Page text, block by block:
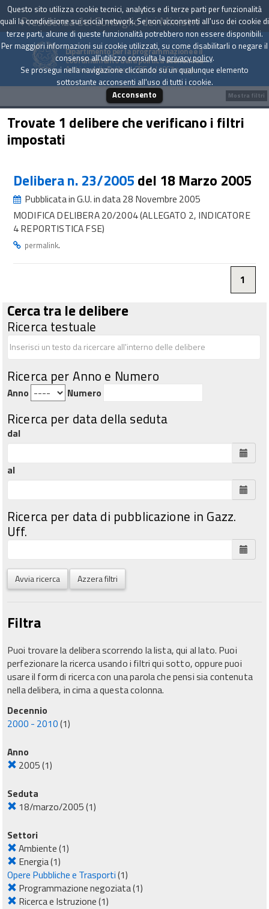
Presidenza del Consiglio dei Ministri
Dipartimento per la programmazione e il
coordinamento della politica economica
Archivio delle Delibere CIPE dal 1967 a oggi
Trovate 1 delibere che verificano i filtri
impostati
Delibera n. 23/2005 del 18 Marzo 2005
Pubblicata in G.U. in data 28 Novembre 2005
MODIFICA DELIBERA 20/2004 (ALLEGATO 2, INDICATORE
4 REPORTISTICA FSE)
permalink.
1
Cerca tra le delibere
Ricerca testuale
Ricerca per Anno e Numero
Anno Numero
Ricerca per data della seduta
dal
al
Ricerca per data di pubblicazione in Gazz.
Uff.
Avvia ricerca Azzera filtri
Filtra
Puoi trovare la delibera scorrendo la lista, qui al lato. Puoi
perfezionare la ricerca usando i filtri qui sotto, oppure puoi
usare il form di ricerca con una parola che pensi sia contenuta
nella delibera, in cima a questa colonna.
Decennio
2000 - 2010(1)
Anno
2005(1)
Seduta
18/marzo/2005(1)
Settori
Ambiente(1)
Energia(1)
Opere Pubbliche e Trasporti(1)
Programmazione negoziata(1)
Ricerca e Istruzione(1)
Mostra filtri
Questo sito utilizza cookie tecnici, analytics e di terze parti per funzionalità
quali la condivisione sui social network. Se non acconsenti all'uso dei cookie di
terze parti, alcune di queste funzionalità potrebbero non essere disponibili.
Per maggiori informazioni sui cookie utilizzati, su come disabilitarli o negare il
consenso all'utilizzo consulta laprivacy policy.
Se prosegui nella navigazione cliccando su un qualunque elemento
sottostante acconsenti all'uso di tutti i cookie.
Acconsento